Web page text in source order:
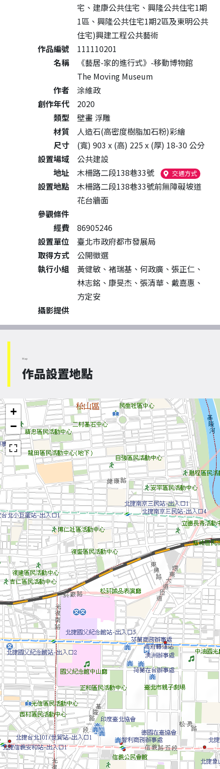
宅、建康公共住宅、興隆公共住宅1期
1區、興隆公共住宅1期2區及東明公共
住宅)興建工程公共藝術
作品編號
111110201
名稱
《藝居-家的進行式》-移動博物館
The Moving Museum
作者
涂維政
創作年代
2020
類型
壁畫 浮雕
材質
人造石(高密度樹脂加石粉)彩繪
尺寸
(寬) 903 x (高) 225 x (厚) 18-30 公分
設置場域
公共建設
地址
木柵路二段138巷33號 交通方式（另開
設置地點
木柵路二段138巷33號前無障礙坡道
花台牆面
參觀條件
經費
86905246
設置單位
臺北市政府都市發展局
取得方式
公開徵選
執行小組
黃健敏、褚瑞基、何政廣、張正仁、
林志銘、康旻杰、張清華、戴嘉惠、
方定安
攝影提供
Map
作品設置地點
+
−